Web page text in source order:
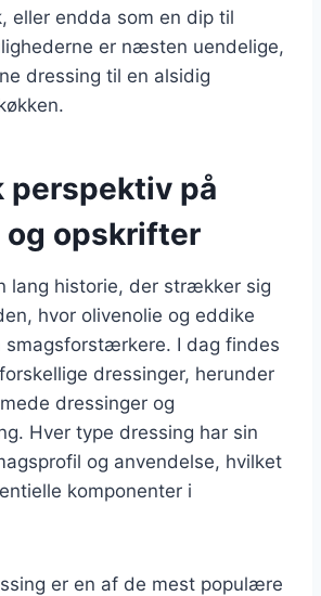
eller endda som en dip til
er næsten uendelige,
dressing til en alsidig
perspektiv på
og opskrifter
lang historie, der strækker sig
hvor olivenolie og eddike
smagsforstærkere. I dag findes
dressinger, herunder
dressinger og
Hver type dressing har sin
og anvendelse, hvilket
komponenter i
er en af de mest populære